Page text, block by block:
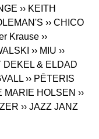
›› KEITH
›› CHICO
Krause ››
›› MIU ››
DEKEL & ELDAD
›› PĒTERIS
MARIE HOLSEN ››
›› JAZZ JANZ